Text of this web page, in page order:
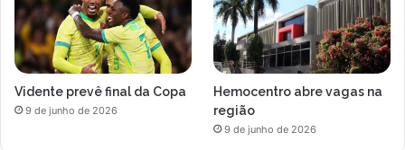
Vidente prevê final da Copa
9 de junho de 2026
Hemocentro abre vagas na
região
9 de junho de 2026